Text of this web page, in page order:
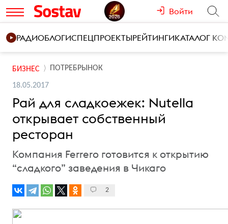
Войти
РАДИОБЛОГИСПЕЦПРОЕКТЫРЕЙТИНГИКАТАЛОГ
БИЗНЕС ПОТРЕБРЫНОК
18.05.2017
Рай для сладкоежек: Nutella
открывает собственный
ресторан
Компания Ferrero готовится к открытию
“сладкого” заведения в Чикаго
2